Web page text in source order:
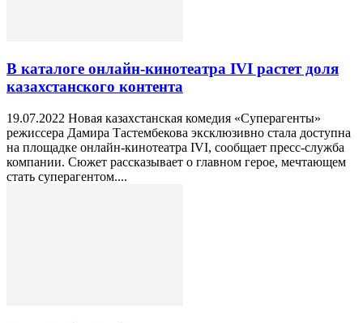
В каталоге онлайн-кинотеатра IVI растет доля
казахстанского контента
19.07.2022 Новая казахстанская комедия «Суперагенты»
режиссера Дамира Тастембекова эксклюзивно стала доступна
на площадке онлайн-кинотеатра IVI, сообщает пресс-служба
компании. Сюжет рассказывает о главном герое, мечтающем
стать суперагентом....